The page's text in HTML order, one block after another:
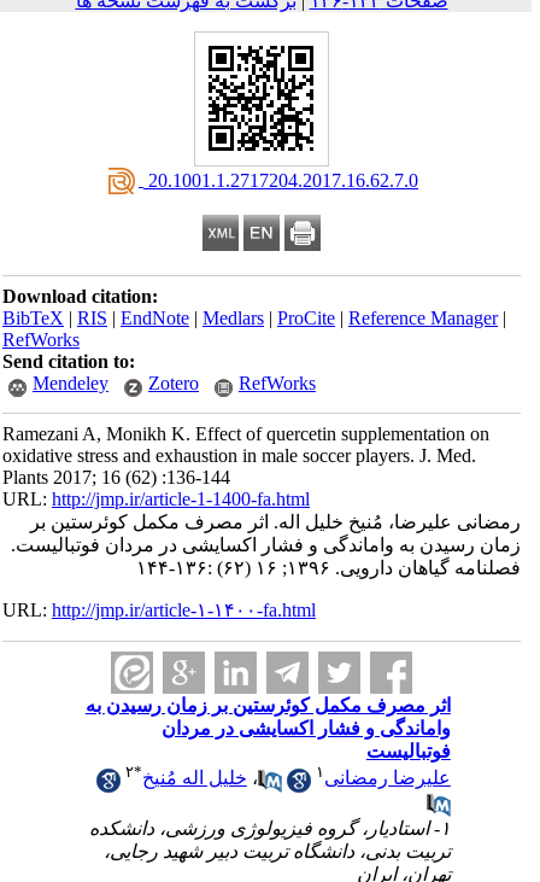
‎ 20.1001.1.2717204.2017.16.62.7.0
Download citation:
BibTeX|RIS|EndNote|Medlars|ProCite|Reference Manager
RefWorks
Send citation to:
Mendeley
Zotero RefWorks
Ramezani A, Monikh K. Effect of quercetin supplementation on
oxidative stress and exhaustion in male soccer players. J. Med.
Plants 2017; 16 (62) :136-144
URL:http://jmp.ir/article-1-1400-fa.html
علیرضا، مُنیخ خلیل اله. اثر مصرف مکمل کوئرستین بر
رسیدن به واماندگی و فشار اکسایشی در مردان فوتبالیست.
گياهان دارویی. ۱۳۹۶; ۱۶ (۶۲) :۱۳۶-۱۴۴
URL:http://jmp.ir/article-۱-۱۴۰۰-fa.html
اثر مصرف مکمل کوئرستین بر زمان رسیدن به
واماندگی و فشار اکسایشی در مردان
فوتبالیست
علیرضا رمضانی ۱ ،خلیل اله مُنیخ*۲
۱- استادیار، گروه فیزیولوژی ورزشی، دانشکده
تربیت بدنی، دانشگاه تربیت دبیر شهید رجایی،
تهران، ایران